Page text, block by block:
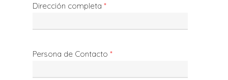
Dirección completa*
Persona de Contacto*